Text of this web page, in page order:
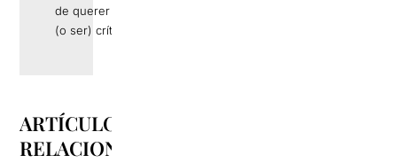
de querer hacer
(o ser) crítica.
ARTÍCULOS
RELACIONADOS